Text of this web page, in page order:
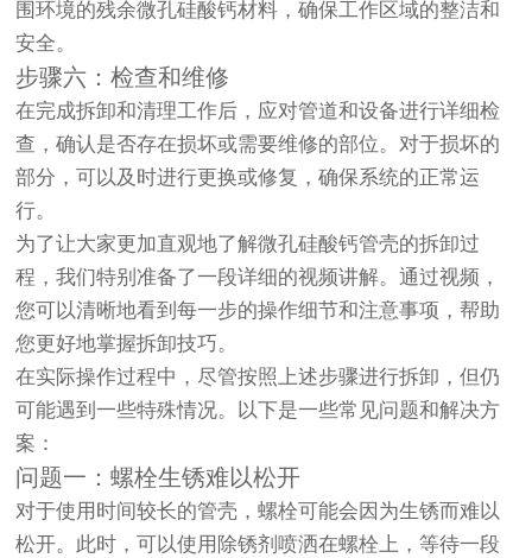
围环境的残余微孔硅酸钙材料，确保工作区域的整洁和
安全。
步骤六：检查和维修
在完成拆卸和清理工作后，应对管道和设备进行详细检
查，确认是否存在损坏或需要维修的部位。对于损坏的
部分，可以及时进行更换或修复，确保系统的正常运
行。
为了让大家更加直观地了解微孔硅酸钙管壳的拆卸过
程，我们特别准备了一段详细的视频讲解。通过视频，
您可以清晰地看到每一步的操作细节和注意事项，帮助
您更好地掌握拆卸技巧。
在实际操作过程中，尽管按照上述步骤进行拆卸，但仍
可能遇到一些特殊情况。以下是一些常见问题和解决方
案：
问题一：螺栓生锈难以松开
对于使用时间较长的管壳，螺栓可能会因为生锈而难以
松开。此时，可以使用除锈剂喷洒在螺栓上，等待一段